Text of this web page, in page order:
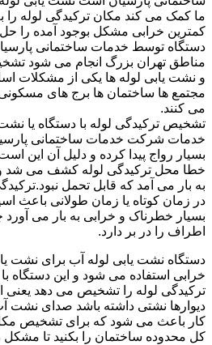
ما کمک می کند مکان ترکیدگی لوله را
کمترین خرابی مشکل بوجود آمده را حل
دستگاه توسط خدمات ساختمانی
مناطق تهران بزرگ انجام می شود
و نشت یابی لوله ها یکی از مشکلات
مجتمع ها ساختمان ها برج های
می کنند.
تشخیص ترکیدگی لوله با دستگاه یا نشت
خدمات شرکت خدمات ساختمانی
بسیار رواج پیدا کرده و دلیل آن این
خطا محل ترکیدگی لوله کشف می شد
به بار می آمد که قابل تحمل
در زمان کوتاه یا زمان طولانی باعث
بسیار خطرناک و خرابی به بار می
اطراف را در بر دارد.
دستگاه نشت یابی لوله آب برای نشت
خرابی استفاده می شود و این دستگاه
ترکیدگی لوله را تشخیص می دهد یعنی
دیوارها نشتی داشته باشد صدای نشت
کار باعث می شود که برای تشخیص
کل محدوده ساختمان را بکنید تا مشکل